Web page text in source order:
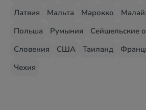
Латвия
Мальта Марокко
Польша
Румыния Сейшельские
Словения
США Таиланд
Чехия